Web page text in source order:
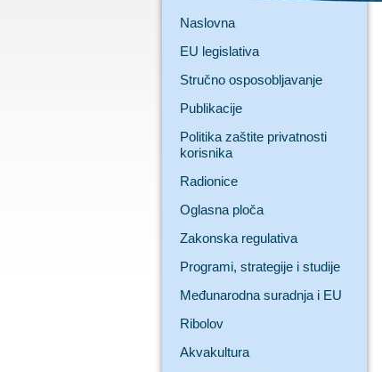
Naslovna
EU legislativa
Stručno osposobljavanje
Publikacije
Politika zaštite privatnosti
korisnika
Radionice
Oglasna ploča
Zakonska regulativa
Programi, strategije i studije
Međunarodna suradnja i EU
Ribolov
Akvakultura